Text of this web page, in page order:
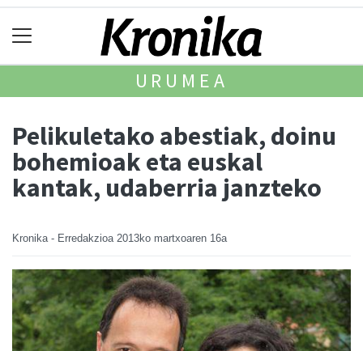
URUMEA
Pelikuletako abestiak, doinu
bohemioak eta euskal
kantak, udaberria janzteko
Kronika - Erredakzioa 2013ko martxoaren 16a